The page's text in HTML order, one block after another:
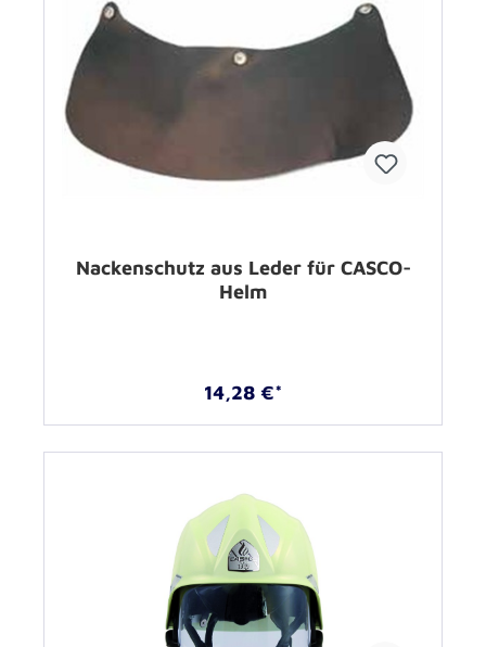
Nackenschutz aus Leder für CASCO-
Helm
14,28 €*